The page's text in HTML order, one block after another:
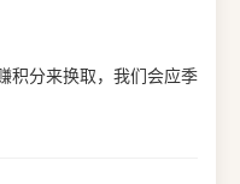
积分来换取，我们会应季